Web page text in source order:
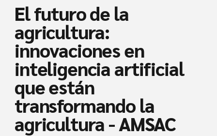
El futuro de la
agricultura:
innovaciones en
inteligencia artificial
que están
transformando la
agricultura - AMSAC